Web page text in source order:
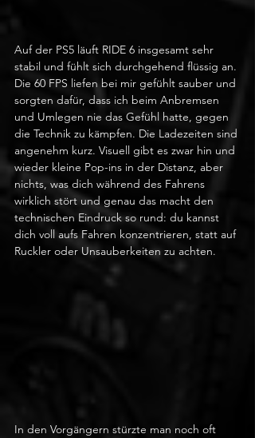
Auf der PS5 läuft RIDE 6 insgesamt sehr
stabil und fühlt sich durchgehend flüssig an.
Die 60 FPS liefen bei mir gefühlt sauber und
sorgten dafür, dass ich beim Anbremsen
und Umlegen nie das Gefühl hatte, gegen
die Technik zu kämpfen. Die Ladezeiten sind
angenehm kurz. Visuell gibt es zwar hin und
wieder kleine Pop-ins in der Distanz, aber
nichts, was dich während des Fahrens
wirklich stört und genau das macht den
technischen Eindruck so rund: du kannst
dich voll aufs Fahren konzentrieren, statt auf
Ruckler oder Unsauberkeiten zu achten.
In den Vorgängern stürzte man noch oft